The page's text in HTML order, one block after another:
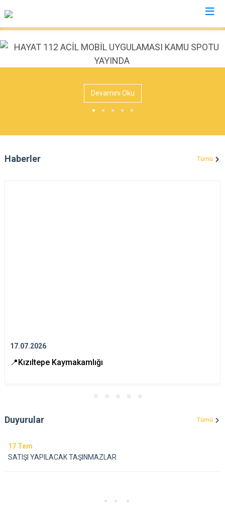
Mardin
Ömerli
Savur
Devamını Oku
Haberler Tümü
17.07.2026
📍Kızıltepe Kaymakamlığı
Duyurular Tümü
17 Tem
SATIŞI YAPILACAK TAŞINMAZLAR